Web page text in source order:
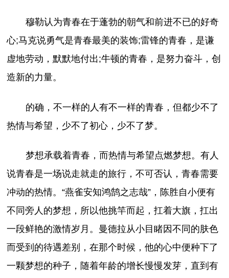
穆勒认为青春在于蓬勃的朝气和前进不已的好奇
心;马克说勇气是青春最美的装饰;雷锋的青春，是谦
虚地劳动，默默地付出;牛顿的青春，是努力奋斗，创
造新的力量。
的确，不一样的人有不一样的青春，但都少不了
热情与希望，少不了初心，少不了梦。
梦想承载着青春，而热情与希望点燃梦想。有人
说青春是一场说走就走的旅行，不可否认，青春需要
冲动的热情。“燕雀安知鸿鹄之志哉”，陈胜自小便有
不同旁人的梦想，所以他挑竿而起，扛着大旗，扛出
一段鲜艳的激情岁月。曼德拉从小目睹因不同的肤色
而受到的待遇差别，在那个时候，他的心中便种下了
一颗梦想的种子，随着年龄的增长慢慢发芽，直到有